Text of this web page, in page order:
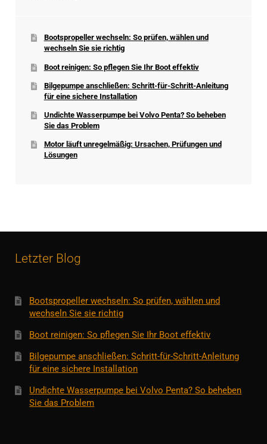
Bootspropeller wechseln: So prüfen, wählen und
wechseln Sie sie richtig
Boot reinigen: So pflegen Sie Ihr Boot effektiv
Bilgepumpe anschließen: Schritt-für-Schritt-Anleitung
für eine sichere Installation
Undichte Wasserpumpe bei Volvo Penta? So beheben
Sie das Problem
Motor läuft unregelmäßig: Ursachen, Prüfungen und
Lösungen
Letzter Blog
Bootspropeller wechseln: So prüfen, wählen und
wechseln Sie sie richtig
Boot reinigen: So pflegen Sie Ihr Boot effektiv
Bilgepumpe anschließen: Schritt-für-Schritt-Anleitung
für eine sichere Installation
Undichte Wasserpumpe bei Volvo Penta? So beheben
Sie das Problem